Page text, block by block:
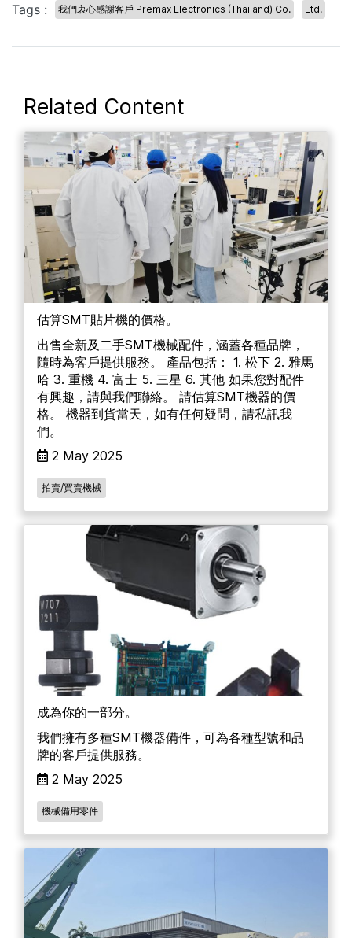
Tags : 我們衷心感謝客戶 Premax Electronics (Thailand) Co. Ltd.
Related Content
估算SMT貼片機的價格。
出售全新及二手SMT機械配件，涵蓋各種品牌，
隨時為客戶提供服務。 產品包括： 1. 松下 2. 雅馬
哈 3. 重機 4. 富士 5. 三星 6. 其他 如果您對配件
有興趣，請與我們聯絡。 請估算SMT機器的價
格。 機器到貨當天，如有任何疑問，請私訊我
們。
2 May 2025
拍賣/買賣機械
成為你的一部分。
我們擁有多種SMT機器備件，可為各種型號和品
牌的客戶提供服務。
2 May 2025
機械備用零件